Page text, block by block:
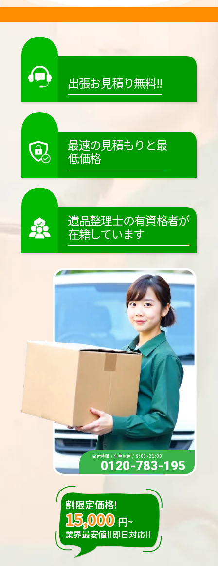
出張お見積り無料!!
最速の見積もりと最
低価格
遺品整理士の有資格者が
在籍しています
受付時間 / 年中無休 / 9:00~21:00
0120-783-195
割限定価格!
15,000 円~
業界最安値!!即日対応!!